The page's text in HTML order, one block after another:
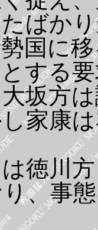
ばか
国に
する
坂方
家康
徳川
、事